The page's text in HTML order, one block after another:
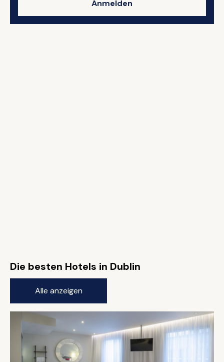
Anmelden
Die besten Hotels in Dublin
Alle anzeigen